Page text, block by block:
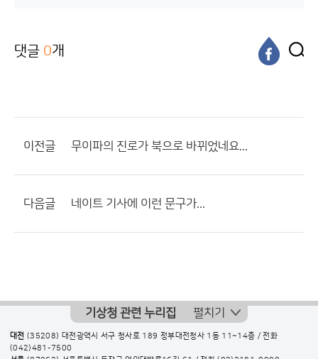
댓글 0개
이전글 무이파의 진로가 북으로 바뀌었네요...
다음글 네이트 기사에 이런 문구가...
기상청 관련 누리집 펼치기
대전 (35208) 대전광역시 서구 청사로 189 정부대전청사 1동 11~14층 / 전화
(042)481-7500